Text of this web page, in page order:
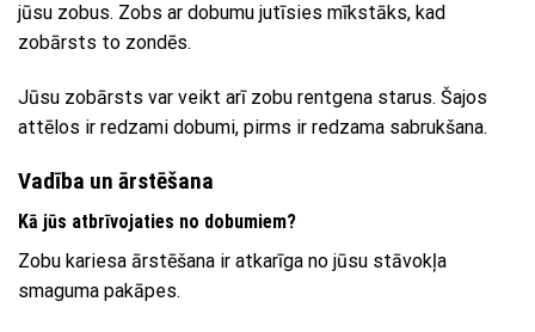
jūsu zobus. Zobs ar dobumu jutīsies mīkstāks, kad
zobārsts to zondēs.
Jūsu zobārsts var veikt arī zobu rentgena starus. Šajos
attēlos ir redzami dobumi, pirms ir redzama sabrukšana.
Vadība un ārstēšana
Kā jūs atbrīvojaties no dobumiem?
Zobu kariesa ārstēšana ir atkarīga no jūsu stāvokļa
smaguma pakāpes.